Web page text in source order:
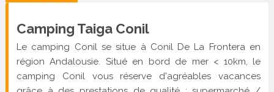
Camping Taiga Conil
Le camping Conil se situe à Conil De La Frontera en
région Andalousie. Situé en bord de mer < 10km, le
camping Conil vous réserve d'agréables vacances